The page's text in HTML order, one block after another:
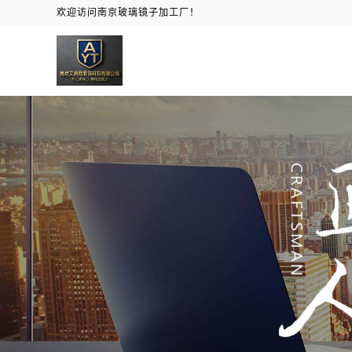
欢迎访问南京玻璃镜子加工厂！